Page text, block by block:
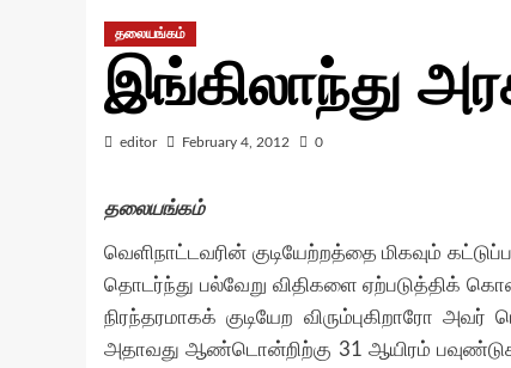
தலையங்கம்
இங்கிலாந்து
editor February 4, 2012 0
தலையங்கம்
வெளிநாட்டவரின் குடியேற்றத்தை மிகவும்
தொடர்ந்து பல்வேறு விதிகளை ஏற்படுத்திக்
நிரந்தரமாகக் குடியேற விரும்புகிறாரோ
அதாவது ஆண்டொன்றிற்கு 31 ஆயிரம்